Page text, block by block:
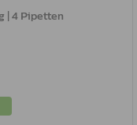
| 4 Pipetten